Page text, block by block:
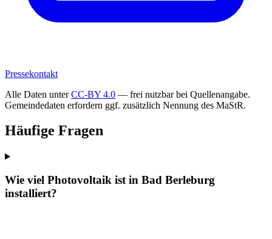
Pressekontakt
Alle Daten unterCC-BY 4.0 — frei nutzbar bei Quellenangabe.
Gemeindedaten erfordern ggf. zusätzlich Nennung des MaStR.
Häufige Fragen
Wie viel Photovoltaik ist in Bad Berleburg
installiert?